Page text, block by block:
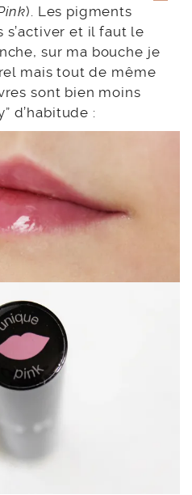
). Les pigments
s’activer et il faut le
sur ma bouche je
mais tout de même
sont bien moins
d’habitude :